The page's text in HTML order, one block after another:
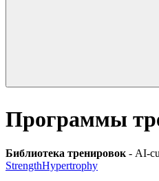
Программы
Библиотека тренировок - AI-
StrengthHypertrophy